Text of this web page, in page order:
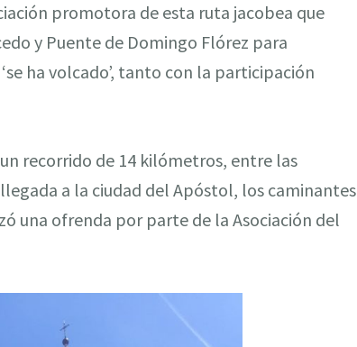
promotora de esta ruta jacobea que
y Puente de Domingo Flórez para
ha volcado’, tanto con la participación
recorrido de 14 kilómetros, entre las
a la ciudad del Apóstol, los caminantes
una ofrenda por parte de la Asociación del